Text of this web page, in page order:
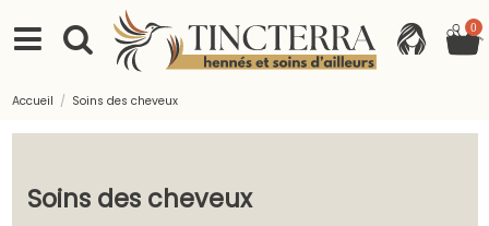
0
Accueil Soins des cheveux
Soins des cheveux